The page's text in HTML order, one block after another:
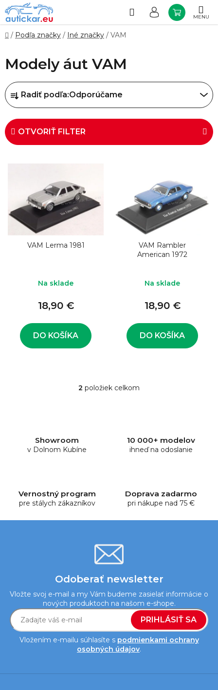
Prejsť
na
obsah
Hľadať
KOŠÍK
Domov
/ Podľa značky / Iné značky / VAM
Modely áut VAM
R
a
d
e
n
o
d
Radiť podľa:Odporúčame
OTVORIŤ FILTER
s
p
VAM Lerma 1981
Na sklade
18,90 €
DO KOŠÍKA
VAM Rambler
American 1972
Na sklade
18,90 €
DO KOŠÍKA
O
k
v
ý
p
i
s
u
2 položiek celkom
Showroom
v Dolnom Kubíne
10 000+ modelov
ihneď na odoslanie
Vernostný program
pre stálych zákazníkov
Doprava zadarmo
pri nákupe nad 75 €
Odoberať newsletter
Vložte svoj e-mail a my Vám budeme zasielať informácie o
nových produktoch na našom e-shope.
Vložením e-mailu súhlasíte s podmienkami ochrany
osobných údajov.
PRIHLÁSIŤ SA